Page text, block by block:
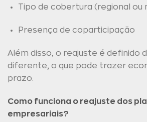
Tipo de cobertura (regional ou
Presença de coparticipação
Além disso, o reajuste é definido
diferente, o que pode trazer
prazo.
Como funciona o reajuste dos
empresariais?